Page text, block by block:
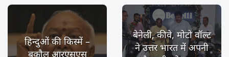
हिन्दुओं की किस्में –
बकौल आरएसएस
बेनेली, कीवे, मोटो वॉल्ट
ने उत्तर भारत में अपनी